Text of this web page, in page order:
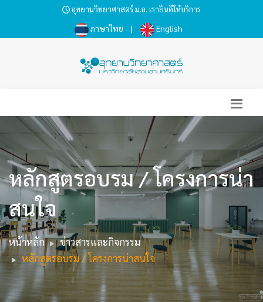
อุทยานวิทยาศาสตร์ ม.อ. เรายินดีให้บริการ
ภาษาไทย | English
หลักสูตรอบรม / โครงการน่า
สนใจ
หน้าหลัก
ข่าวสารและกิจกรรม
หลักสูตรอบรม / โครงการน่าสนใจ